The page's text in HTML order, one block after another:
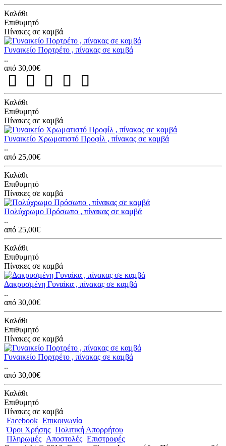
Καλάθι
Επιθυμητό
Πίνακες σε καμβά
Γυναικείο Πορτρέτο , πίνακας σε καμβά
..
από 30,00€
Καλάθι
Επιθυμητό
Πίνακες σε καμβά
Γυναικείο Χρωματιστό Προφίλ , πίνακας σε καμβά
..
από 25,00€
Καλάθι
Επιθυμητό
Πίνακες σε καμβά
Πολύχρωμο Πρόσωπο , πίνακας σε καμβά
..
από 25,00€
Καλάθι
Επιθυμητό
Πίνακες σε καμβά
Δακρυσμένη Γυναίκα , πίνακας σε καμβά
..
από 30,00€
Καλάθι
Επιθυμητό
Πίνακες σε καμβά
Γυναικείο Πορτρέτο , πίνακας σε καμβά
..
από 30,00€
Καλάθι
Επιθυμητό
Πίνακες σε καμβά
Facebook Επικοινωνία
Όροι Χρήσης Πολιτική Απορρήτου
Πληρωμές Αποστολές Επιστροφές